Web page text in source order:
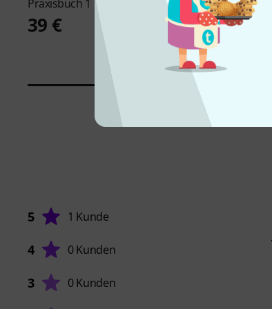
Praxisbuch 1
39 €
Praxisbuch 2
39 €
5 1 Kunde
4 0 Kunden
3 0 Kunden